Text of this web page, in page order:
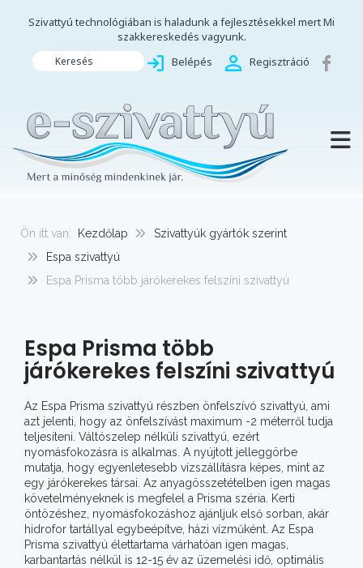
Szivattyú technológiában is haladunk a fejlesztésekkel mert Mi
szakkereskedés vagyunk.
Keresés Belépés Regisztráció
Ön itt van: Kezdőlap
Szivattyúk gyártók szerint
Espa szivattyú
Espa Prisma több járókerekes felszíni szivattyú
Espa Prisma több
járókerekes felszíni szivattyú
Az Espa Prisma szivattyú részben önfelszívó szivattyú, ami
azt jelenti, hogy az önfelszívást maximum -2 méterről tudja
teljesíteni. Váltószelep nélküli szivattyú, ezért
nyomásfokozásra is alkalmas. A nyújtott jelleggörbe
mutatja, hogy egyenletesebb vízszállításra képes, mint az
egy járókerekes társai. Az anyagösszetételben igen magas
követelményeknek is megfelel a Prisma széria. Kerti
öntözéshez, nyomásfokozáshoz ajánljuk első sorban, akár
hidrofor tartállyal egybeépítve, házi vízműként. Az Espa
Prisma szivattyú élettartama várhatóan igen magas,
karbantartás nélkül is 12-15 év az üzemelési idő, optimális